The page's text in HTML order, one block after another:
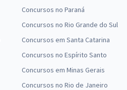
Concursos no Paraná
Concursos no Rio Grande do Sul
Concursos em Santa Catarina
Concursos no Espírito Santo
Concursos em Minas Gerais
Concursos no Rio de Janeiro